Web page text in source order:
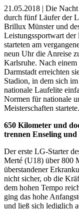
21.05.2018 | Die
durch fünf Läufer der
Brillux Münster und
Leistungssportwart
starteten am
neun Uhr die Anreise
Karlsruhe. Nach
Darmstadt erreichten
Stadion, in dem sich
nationale Laufelite
Normen für nationale
Meisterschaften startete.
650 Kilometer und
trennen Enseling und
Der erste LG-Starter
Merté (U18) über 800
überstandener
nicht sicher, ob die
dem hohen Tempo
ging das hohe
und ließ sich lediglich